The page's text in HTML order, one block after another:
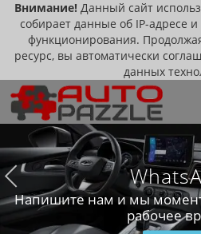
Внимание! Данный сайт
собирает данные об IP-адресе
функционирования.
ресурс, вы автоматически
данных
Напишите нам и мы
рабочее